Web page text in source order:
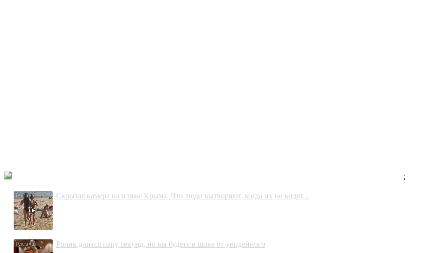
;
Скрытая камера на пляже Крыма: Что люди вытворяют, когда их не видят...
Ролик длится пару секунд, но вы будете в шоке от увиденного